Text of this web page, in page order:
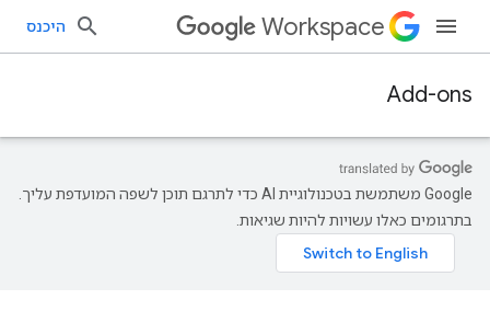
Workspace היכנס
Add-ons
‫Google משתמשת בטכנולוגיית AI כדי לתרגם תוכן לשפה המועדפת עליך.
בתרגומים כאלו עשויות להיות שגיאות.